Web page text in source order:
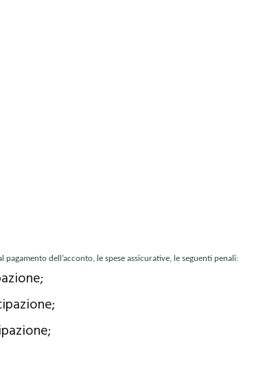
dell’acconto, le spese assicurative, le seguenti penali: